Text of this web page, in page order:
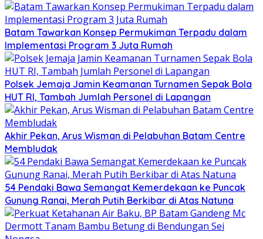
Batam Tawarkan Konsep Permukiman Terpadu dalam
Implementasi Program 3 Juta Rumah
Polsek Jemaja Jamin Keamanan Turnamen Sepak Bola
HUT RI, Tambah Jumlah Personel di Lapangan
Akhir Pekan, Arus Wisman di Pelabuhan Batam Centre
Membludak
54 Pendaki Bawa Semangat Kemerdekaan ke Puncak
Gunung Ranai, Merah Putih Berkibar di Atas Natuna